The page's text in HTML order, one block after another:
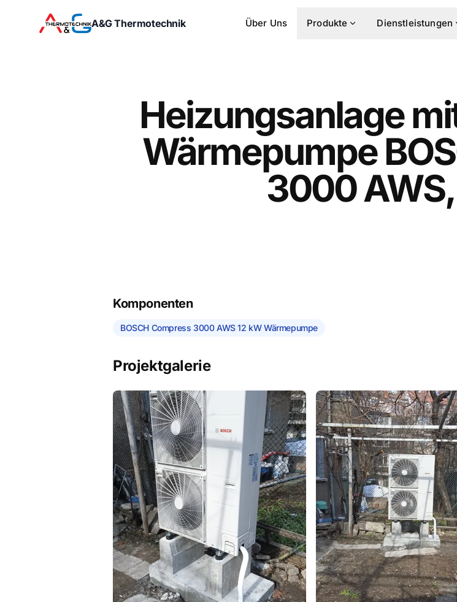
A&G Thermotechnik Über Uns Produkte Dienstleistungen
Heizungsanlage
Wärmepumpe
3000
Komponenten
BOSCH Compress 3000 AWS 12 kW Wärmepumpe
Projektgalerie